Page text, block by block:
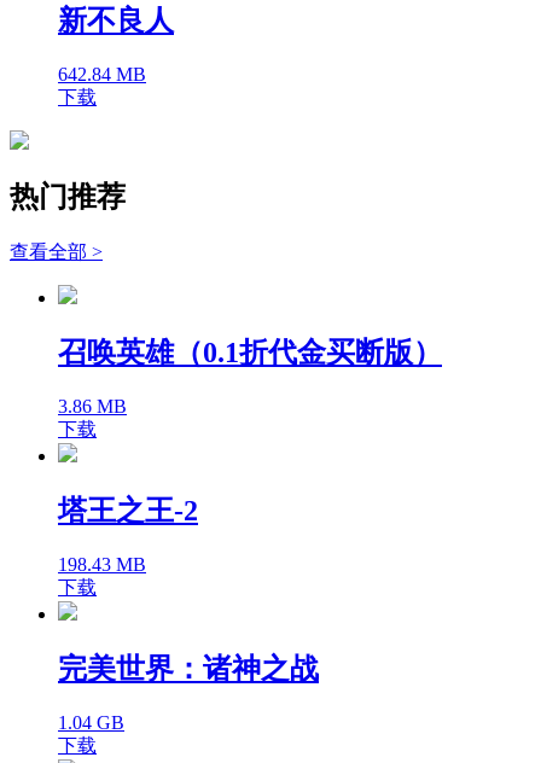
新不良人
642.84 MB
下载
热门推荐
查看全部 >
召唤英雄（0.1折代金买断版）
3.86 MB
下载
塔王之王-2
198.43 MB
下载
完美世界：诸神之战
1.04 GB
下载